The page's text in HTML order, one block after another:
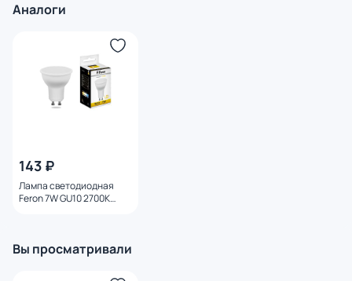
Аналоги
143 ₽
Лампа светодиодная
Feron 7W GU10 2700K
Вы просматривали